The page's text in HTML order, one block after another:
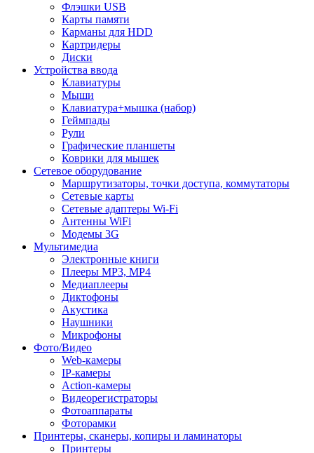
Флэшки USB
Карты памяти
Карманы для HDD
Картридеры
Диски
Устройства ввода
Клавиатуры
Мыши
Клавиатура+мышка (набор)
Геймпады
Рули
Графические планшеты
Коврики для мышек
Сетевое оборудование
Маршрутизаторы, точки доступа, коммутаторы
Сетевые карты
Сетевые адаптеры Wi-Fi
Антенны WiFi
Модемы 3G
Мультимедиа
Электронные книги
Плееры MP3, MP4
Медиаплееры
Диктофоны
Акустика
Наушники
Микрофоны
Фото/Видео
Web-камеры
IP-камеры
Action-камеры
Видеорегистраторы
Фотоаппараты
Фоторамки
Принтеры, сканеры, копиры и ламинаторы
Принтеры